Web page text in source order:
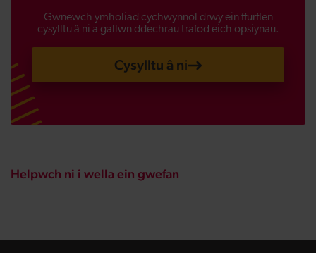
Gwnewch ymholiad cychwynnol drwy ein ffurflen
cysylltu â ni a gallwn ddechrau trafod eich opsiynau.
Cysylltu â ni
Helpwch ni i wella ein gwefan